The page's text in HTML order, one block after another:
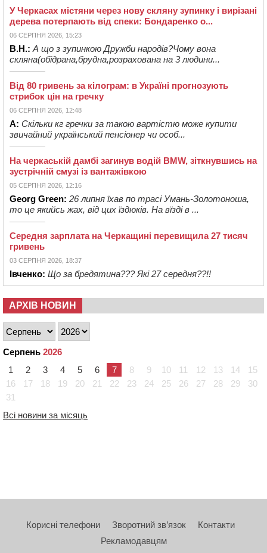
У Черкасах містяни через нову скляну зупинку і вирізані
дерева потерпають від спеки: Бондаренко о...
06 СЕРПНЯ 2026, 15:23
В.Н.: А що з зупинкою Дружби народів?Чому вона
скляна(обідрана,брудна,розрахована на 3 людини...
Від 80 гривень за кілограм: в Україні прогнозують
стрибок цін на гречку
06 СЕРПНЯ 2026, 12:48
А: Скільки кг гречки за такою вартістю може купити
звичайний український пенсіонер чи особ...
На черкаській дамбі загинув водій BMW, зіткнувшись на
зустрічній смузі із вантажівкою
05 СЕРПНЯ 2026, 12:16
Georg Green: 26 липня їхав по трасі Умань-Золотоноша,
то це якийсь жах, від цих їздюків. На вїзді в ...
Середня зарплата на Черкащині перевищила 27 тисяч
гривень
03 СЕРПНЯ 2026, 18:37
Івченко: Що за бредятина??? Які 27 середня??!!
АРХІВ НОВИН
Серпень 2026
1
2 3 4 5 6 7 8 9 10 11 12 13 14
15
16
17 18 19 20 21 22 23 24 25 26 27 28 29
30
31
Всі новини за місяць
Корисні телефони Зворотний зв’язок
Контакти
Рекламодавцям